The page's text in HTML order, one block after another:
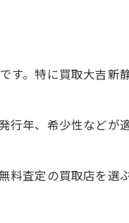
す。特に買取大吉新
行年、希少性などが
料査定の買取店を選